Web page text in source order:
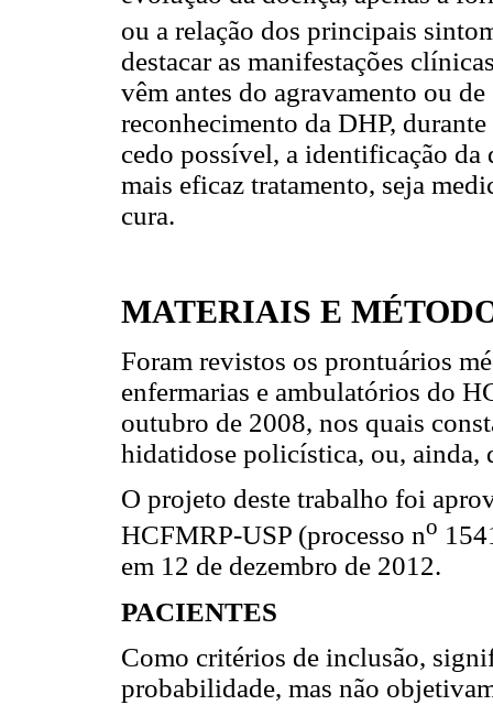
ou a relação dos principais
destacar as manifestações
vêm antes do agravamento ou
reconhecimento da DHP,
cedo possível, a identificação da
mais eficaz tratamento, seja
cura.
MATERIAIS E
Foram revistos os prontuários
enfermarias e ambulatórios do
outubro de 2008, nos quais
hidatidose policística, ou, ainda,
O projeto deste trabalho foi
HCFMRP-USP (processo no
em 12 de dezembro de 2012.
PACIENTES
Como critérios de inclusão,
probabilidade, mas não